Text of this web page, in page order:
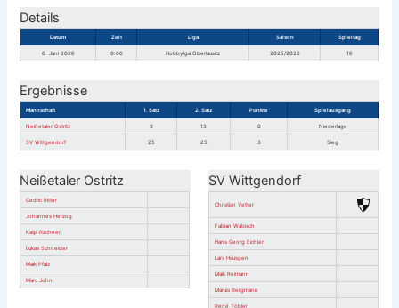
Details
Datum Zeit Liga Saison Spieltag
6. Juni 2026 9:00 Hobbyliga Oberlausitz 2025/2026 16
Ergebnisse
Mannschaft 1. Satz 2. Satz Punkte Spielausgang
Neißetaler Ostritz 9 13 0 Niederlage
SV Wittgendorf 25 25 3 Sieg
Neißetaler Ostritz
Cedric Ritter
Johannes Herzog
Katja Rachner
Lukas Schneider
Maik Pfalz
Marc John
SV Wittgendorf
Christian Vetter
Fabian Wäbisch
Hans Georg Eichler
Lars Häusgen
Maik Reimann
Maruis Bergmann
René Töbler